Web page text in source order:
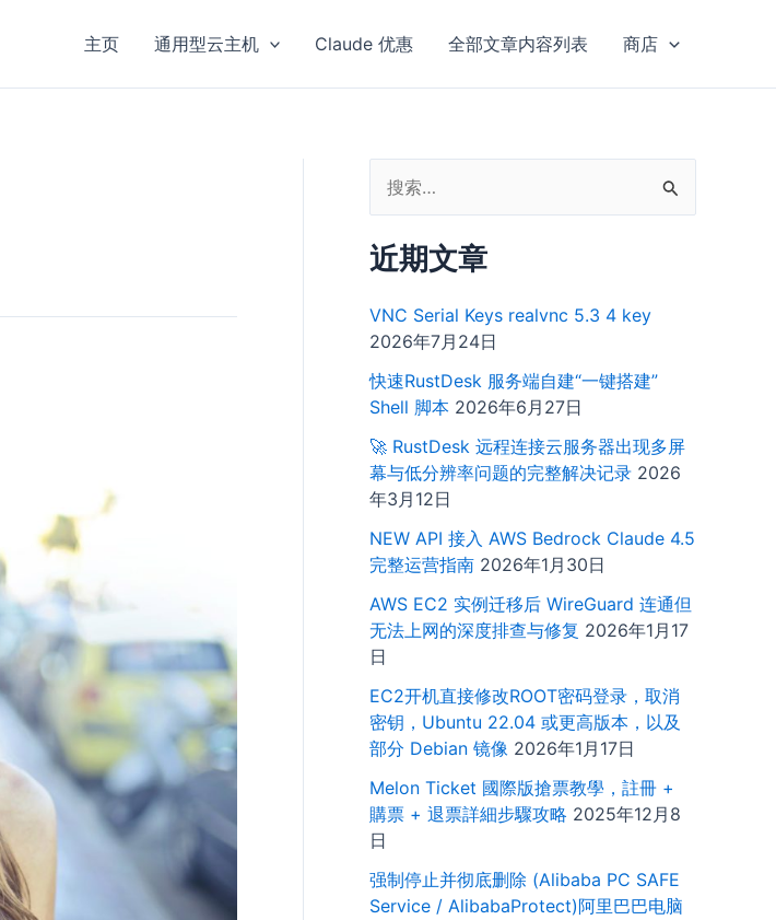
主页 通用型云主机 Claude 优惠 全部文章内容列表 商店
：
近期文章
VNC Serial Keys realvnc 5.3 4 key
2026年7月24日
快速RustDesk 服务端自建“一键搭建”
Shell 脚本 2026年6月27日
🚀 RustDesk 远程连接云服务器出现多屏
幕与低分辨率问题的完整解决记录 2026
年3月12日
NEW API 接入 AWS Bedrock Claude 4.5
完整运营指南 2026年1月30日
AWS EC2 实例迁移后 WireGuard 连通但
无法上网的深度排查与修复 2026年1月17
日
EC2开机直接修改ROOT密码登录，取消
密钥，Ubuntu 22.04 或更高版本，以及
部分 Debian 镜像 2026年1月17日
Melon Ticket 國際版搶票教學，註冊 +
購票 + 退票詳細步驟攻略 2025年12月8
日
强制停止并彻底删除 (Alibaba PC SAFE
Service / AlibabaProtect)阿里巴巴电脑